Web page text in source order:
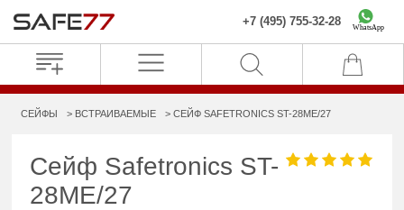
+7 (495) 755-32-28 WhatsApp
СЕЙФЫ ВСТРАИВАЕМЫЕ СЕЙФ SAFETRONICS ST-28ME/27
Сейф Safetronics ST-
28ME/27